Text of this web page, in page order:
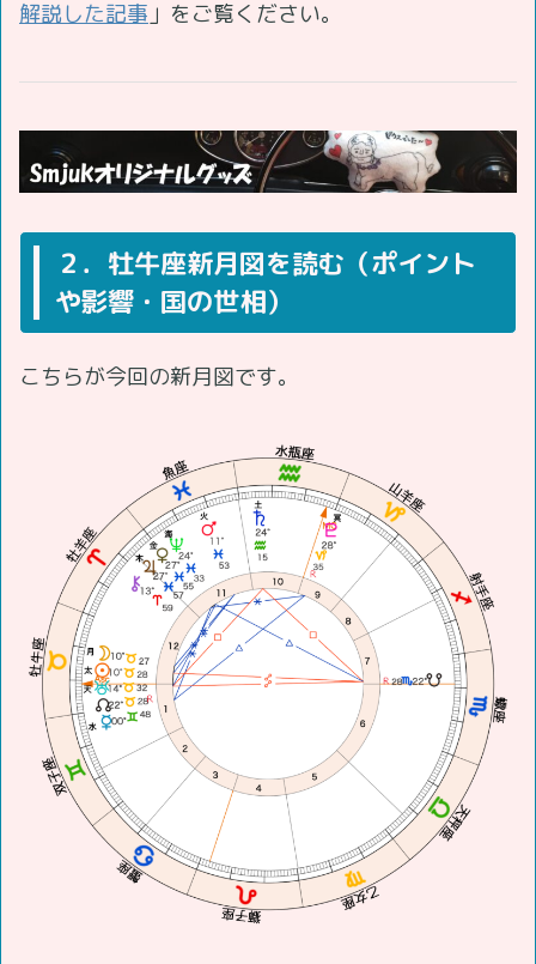
解説した記事」をご覧ください。
２．牡牛座新月図を読む（ポイント
や影響・国の世相）
こちらが今回の新月図です。